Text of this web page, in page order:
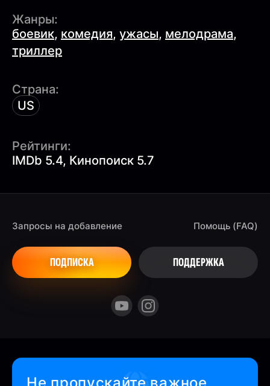
Жанры:
боевик, комедия, ужасы, мелодрама,
триллер
Страна:
US
Рейтинги:
IMDb 5.4, Кинопоиск 5.7
Запросы на добавление
ПОДПИСКА
Помощь (FAQ)
ПОДДЕРЖКА